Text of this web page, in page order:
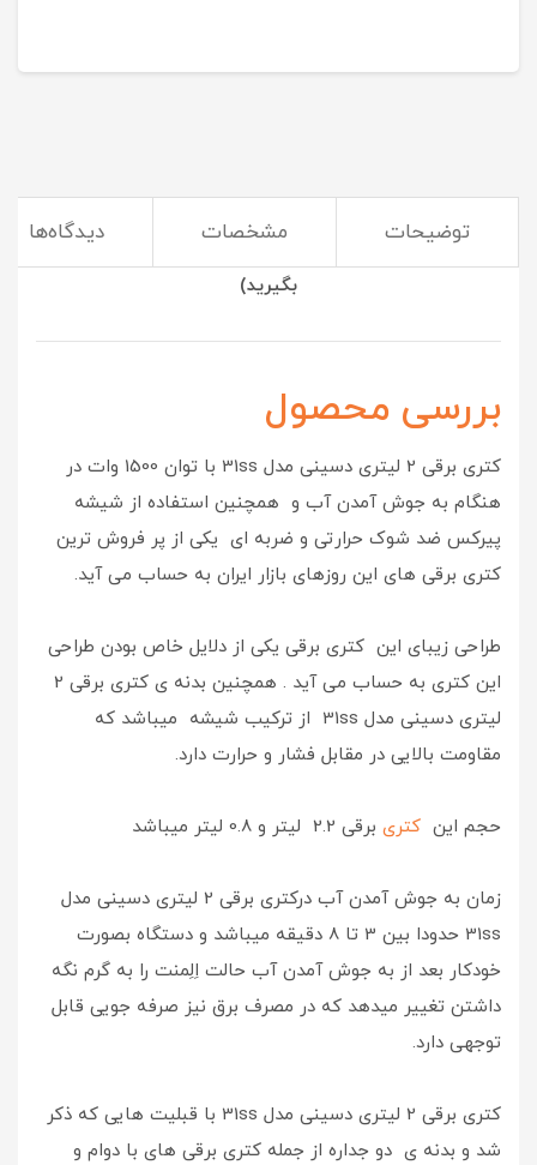
توضیحات مشخصات دیدگاه‌ها
(با چای ساز زمان را از دست ندهید و چای خود را زودتر تحویل
بگیرید)
بررسی محصول
کتری برقی 2 لیتری دسینی مدل 31ss با توان 1500 وات در
هنگام به جوش آمدن آب و همچنین استفاده از شیشه
پیرکس ضد شوک حرارتی و ضربه ای یکی از پر فروش ترین
کتری برقی های این روزهای بازار ایران به حساب می آید.
طراحی زیبای این کتری برقی یکی از دلایل خاص بودن طراحی
این کتری به حساب می آید . همچنین بدنه ی کتری برقی 2
لیتری دسینی مدل 31ss
از ترکیب شیشه میباشد که
مقاومت بالایی در مقابل فشار و حرارت دارد.
حجم این کتری برقی 2.2 لیتر و 0.8 لیتر میباشد
زمان به جوش آمدن آب درکتری برقی 2 لیتری دسینی مدل
31ss حدودا بین 3 تا 8 دقیقه میباشد و دستگاه بصورت
خودکار بعد از به جوش آمدن آب حالت اِلِمنت را به گرم نگه
داشتن تغییر میدهد که در مصرف برق نیز صرفه جویی قابل
توجهی دارد.
کتری برقی 2 لیتری دسینی مدل 31ss با قبلیت هایی که ذکر
شد و بدنه ی دو جداره از جمله کتری برقی های با دوام و